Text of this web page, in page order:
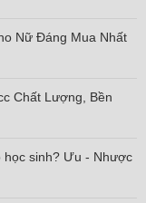
Nữ Đáng Mua Nhất
Chất Lượng, Bền
học sinh? Ưu - Nhược